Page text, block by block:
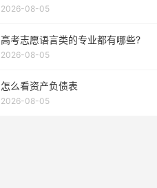
2026-08-05
高考志愿语言类的专业都有哪些?
2026-08-05
怎么看资产负债表
2026-08-05